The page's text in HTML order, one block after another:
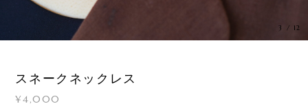
3 / 12
スネークネックレス
¥4,000